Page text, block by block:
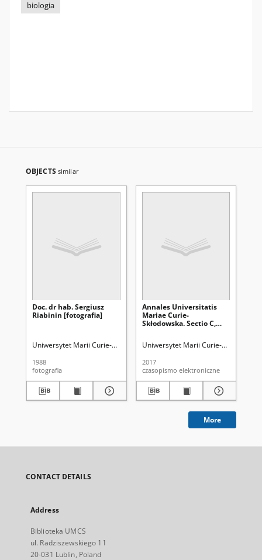
biologia
OBJECTS similar
Doc. dr hab. Sergiusz
Riabinin [fotografia]
Uniwersytet Marii Curie-Skłodowskiej (Lublin) Lorkiewicz, Zbigniew
1988
fotografia
Annales Universitatis
Mariae Curie-
Skłodowska. Sectio C,
Uniwersytet Marii Curie-
2017
czasopismo elektroniczne
More
CONTACT DETAILS
Address
Biblioteka UMCS
ul. Radziszewskiego 11
20-031 Lublin, Poland